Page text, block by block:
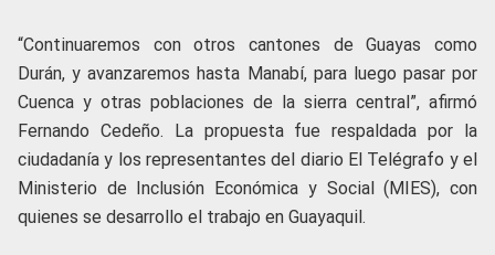
“Continuaremos con otros cantones de Guayas como
Durán, y avanzaremos hasta Manabí, para luego pasar por
Cuenca y otras poblaciones de la sierra central”, afirmó
Fernando Cedeño. La propuesta fue respaldada por la
ciudadanía y los representantes del diario El Telégrafo y el
Ministerio de Inclusión Económica y Social (MIES), con
quienes se desarrollo el trabajo en Guayaquil.